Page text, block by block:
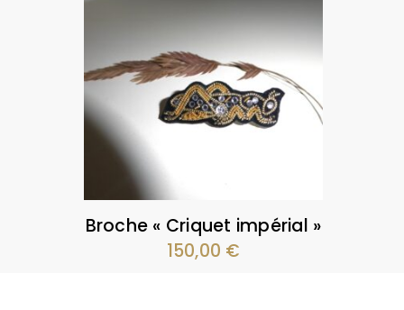
Broche « Criquet impérial »
150,00 €